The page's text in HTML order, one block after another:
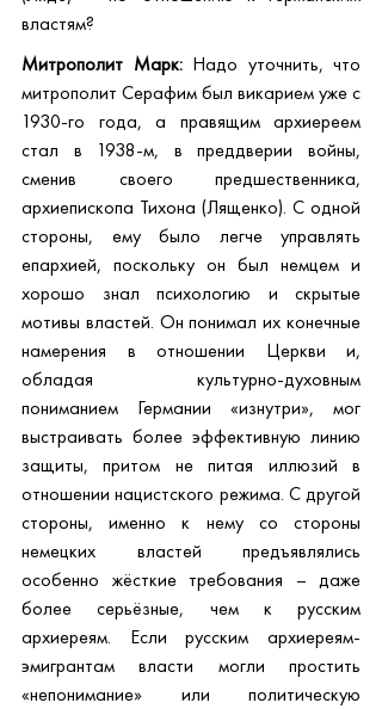
властям?
Митрополит Марк: Надо уточнить, что
митрополит Серафим был викарием уже с
1930-го года, а правящим архиереем
стал в 1938-м, в преддверии войны,
сменив своего предшественника,
архиепископа Тихона (Лященко). С одной
стороны, ему было легче управлять
епархией, поскольку он был немцем и
хорошо знал психологию и скрытые
мотивы властей. Он понимал их конечные
намерения в отношении Церкви и,
обладая культурно-духовным
пониманием Германии «изнутри», мог
выстраивать более эффективную линию
защиты, притом не питая иллюзий в
отношении нацистского режима. С другой
стороны, именно к нему со стороны
немецких властей предъявлялись
особенно жёсткие требования – даже
более серьёзные, чем к русским
архиереям. Если русским архиереям-
эмигрантам власти могли простить
«непонимание» или политическую